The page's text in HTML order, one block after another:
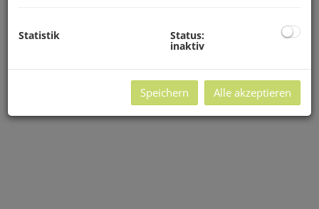
Statistik Status:
inaktiv
Speichern Alle akzeptieren